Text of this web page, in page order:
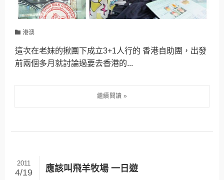
港澳
這次在老妹的揪團下成立3+1人行的 香港自助團，出發
前兩個多月就討論過要去香港的...
應該叫飛羊牧場 一日遊
2011
4/19